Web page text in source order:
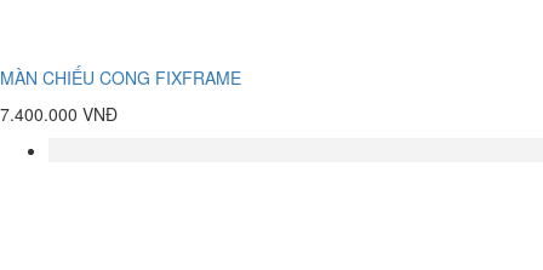
MÀN CHIẾU CONG FIXFRAME
7.400.000 VNĐ